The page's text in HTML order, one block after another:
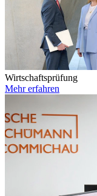
Wirtschaftsprüfung
Mehr erfahren